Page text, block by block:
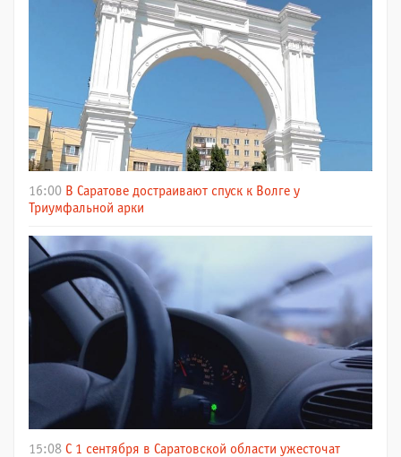
16:00 В Саратове достраивают спуск к Волге у
Триумфальной арки
15:08 С 1 сентября в Саратовской области ужесточат